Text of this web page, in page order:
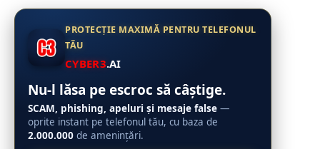
PROTECȚIE MAXIMĂ PENTRU TELEFONUL
TĂU
CYBER3.AI
Nu-l lăsa pe escroc să câștige.
SCAM, phishing, apeluri și mesaje false —
oprite instant pe telefonul tău, cu baza de
2.000.000 de amenințări.